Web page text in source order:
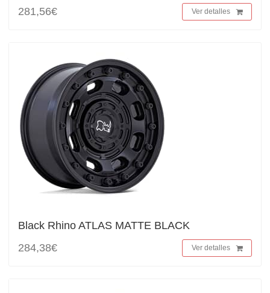
281,56€ Ver detalles
Black Rhino ATLAS MATTE BLACK
284,38€
Ver detalles